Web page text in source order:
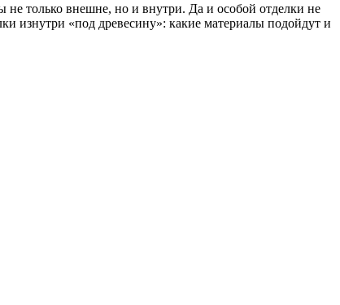
только внешне, но и внутри. Да и особой отделки не
изнутри «под древесину»: какие материалы подойдут и